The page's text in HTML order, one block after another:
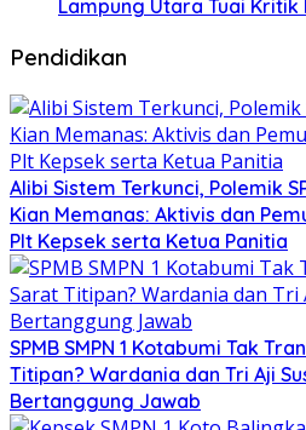
Lampung Utara Tuai Kritik
Pendidikan
Alibi Sistem Terkunci, Polemik
Kian Memanas: Aktivis dan
Plt Kepsek serta Ketua Panitia
SPMB SMPN 1 Kotabumi Tak
Titipan? Wardania dan Tri Aji
Bertanggung Jawab